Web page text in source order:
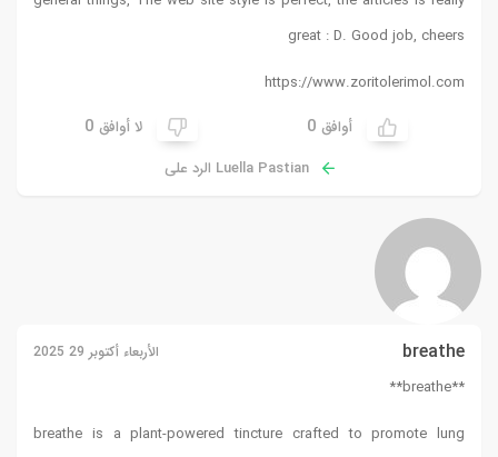
great : D. Good job, cheers
https://www.zoritolerimol.com
أوافق 0 لا أوافق 0
Luella Pastian الرد على
breathe الأربعاء أكتوبر 29 2025
**breathe**
breathe is a plant-powered tincture crafted to promote lung